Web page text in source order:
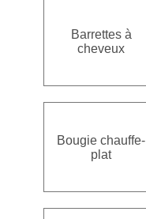
Barrettes à
cheveux
Bougie chauffe-
plat